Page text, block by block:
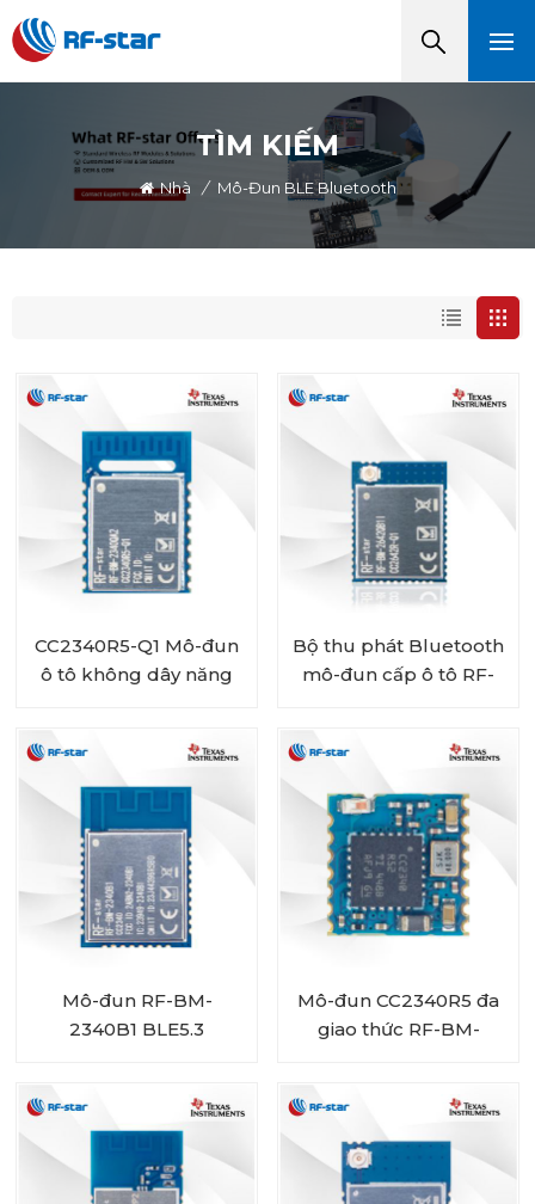
TÌM KIẾM
Nhà / Mô-Đun BLE Bluetooth
CC2340R5-Q1 Mô-đun
ô tô không dây năng
Bộ thu phát Bluetooth
mô-đun cấp ô tô RF-
Mô-đun RF-BM-
2340B1 BLE5.3
Mô-đun CC2340R5 đa
giao thức RF-BM-